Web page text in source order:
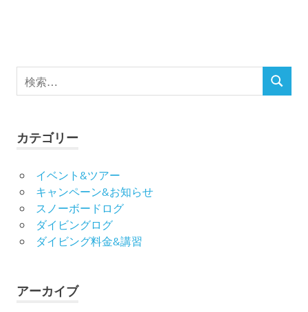
検
索
検
カテゴリー
イベント&ツアー
キャンペーン&お知らせ
スノーボードログ
ダイビングログ
ダイビング料金&講習
アーカイブ